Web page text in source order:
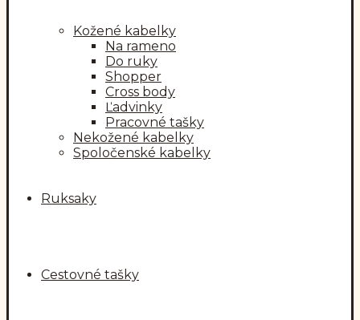
Kožené kabelky
Na rameno
Do ruky
Shopper
Cross body
Ľadvinky
Pracovné tašky
Nekožené kabelky
Spoločenské kabelky
Ruksaky
Cestovné tašky